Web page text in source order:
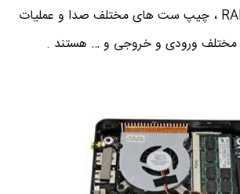
دسترسی موقت یا RAM ، چیپ ست های مختلف صدا و عملیات
مختلف ورودی و خروجی و … هستند .